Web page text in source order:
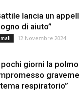
lancia un
di aiuto”
12 Novembre 2024
pochi giorni la
respiratorio”